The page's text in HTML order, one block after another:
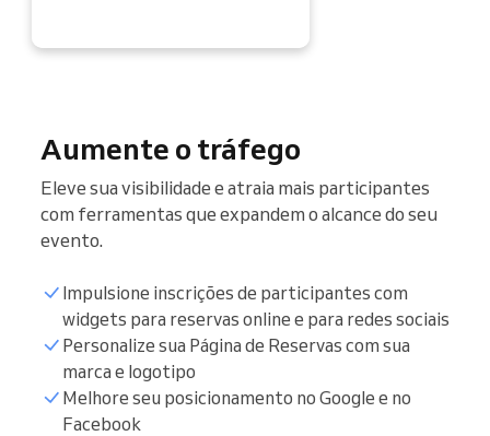
Aumente o tráfego
Eleve sua visibilidade e atraia mais participantes
com ferramentas que expandem o alcance do seu
evento.
Impulsione inscrições de participantes com
widgets para reservas online e para redes sociais
Personalize sua Página de Reservas com sua
marca e logotipo
Melhore seu posicionamento no Google e no
Facebook